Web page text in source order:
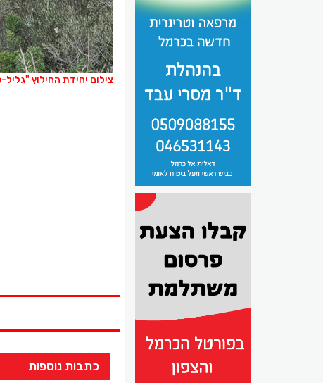
צילום יחידת החילוץ
כתבות נוספות